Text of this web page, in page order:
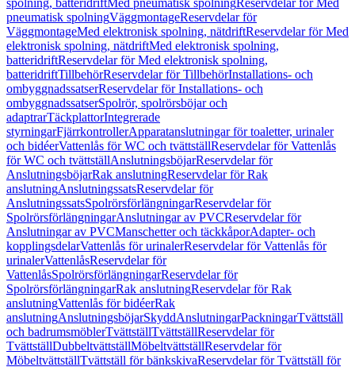
spolning, batteridriftMed pneumatisk spolningReservdelar för Med
pneumatisk spolningVäggmontageReservdelar för
VäggmontageMed elektronisk spolning, nätdriftReservdelar för Med
elektronisk spolning, nätdriftMed elektronisk spolning,
batteridriftReservdelar för Med elektronisk spolning,
batteridriftTillbehörReservdelar för TillbehörInstallations- och
ombyggnadssatserReservdelar för Installations- och
ombyggnadssatserSpolrör, spolrörsböjar och
adaptrarTäckplattorIntegrerade
styrningarFjärrkontrollerApparatanslutningar för toaletter, urinaler
och bidéerVattenlås för WC och tvättställReservdelar för Vattenlås
för WC och tvättställAnslutningsböjarReservdelar för
AnslutningsböjarRak anslutningReservdelar för Rak
anslutningAnslutningssatsReservdelar för
AnslutningssatsSpolrörsförlängningarReservdelar för
SpolrörsförlängningarAnslutningar av PVCReservdelar för
Anslutningar av PVCManschetter och täckkåporAdapter- och
kopplingsdelarVattenlås för urinalerReservdelar för Vattenlås för
urinalerVattenlåsReservdelar för
VattenlåsSpolrörsförlängningarReservdelar för
SpolrörsförlängningarRak anslutningReservdelar för Rak
anslutningVattenlås för bidéerRak
anslutningAnslutningsböjarSkyddAnslutningarPackningarTvättställ
och badrumsmöblerTvättställTvättställReservdelar för
TvättställDubbeltvättställMöbeltvättställReservdelar för
MöbeltvättställTvättställ för bänkskivaReservdelar för Tvättställ för